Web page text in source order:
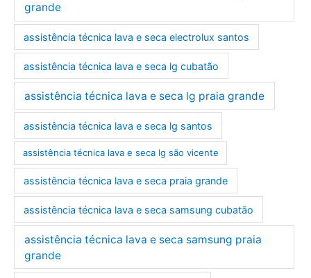
grande
assistência técnica lava e seca electrolux santos
assistência técnica lava e seca lg cubatão
assistência técnica lava e seca lg praia grande
assistência técnica lava e seca lg santos
assistência técnica lava e seca lg são vicente
assistência técnica lava e seca praia grande
assistência técnica lava e seca samsung cubatão
assistência técnica lava e seca samsung praia
grande